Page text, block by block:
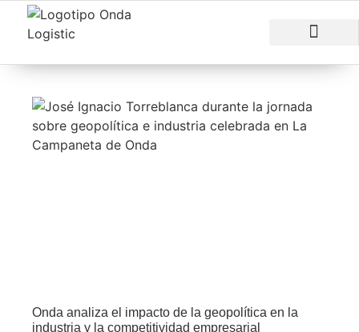
Onda analiza el impacto de la geopolítica en la
industria y la competitividad empresarial